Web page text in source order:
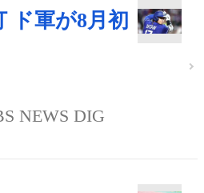
ド軍が8月初
NEWS DIG